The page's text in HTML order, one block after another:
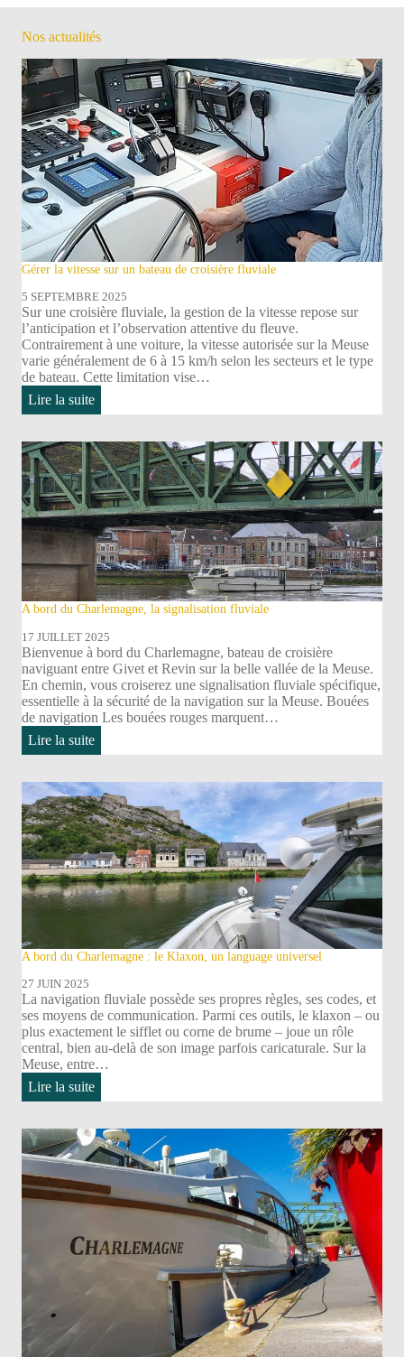
Nos actualités
Gérer la vitesse sur un bateau de croisière fluviale
5 SEPTEMBRE 2025
Sur une croisière fluviale, la gestion de la vitesse repose sur
l’anticipation et l’observation attentive du fleuve.
Contrairement à une voiture, la vitesse autorisée sur la Meuse
varie généralement de 6 à 15 km/h selon les secteurs et le type
de bateau. Cette limitation vise…
Lire la suite:
Gérer
vitesse
sur
un
bateau
de
croisière
fluviale
A bord du Charlemagne, la signalisation fluviale
17 JUILLET 2025
Bienvenue à bord du Charlemagne, bateau de croisière
naviguant entre Givet et Revin sur la belle vallée de la Meuse.
En chemin, vous croiserez une signalisation fluviale spécifique,
essentielle à la sécurité de la navigation sur la Meuse. Bouées
de navigation Les bouées rouges marquent…
Lire la suite:
A
du
Charlemagne,
la
signalisation
fluviale
A bord du Charlemagne : le Klaxon, un language universel
27 JUIN 2025
La navigation fluviale possède ses propres règles, ses codes, et
ses moyens de communication. Parmi ces outils, le klaxon – ou
plus exactement le sifflet ou corne de brume – joue un rôle
central, bien au-delà de son image parfois caricaturale. Sur la
Meuse, entre…
Lire la suite:
A
du
Charlemagne
:
le
Klaxon,
universel